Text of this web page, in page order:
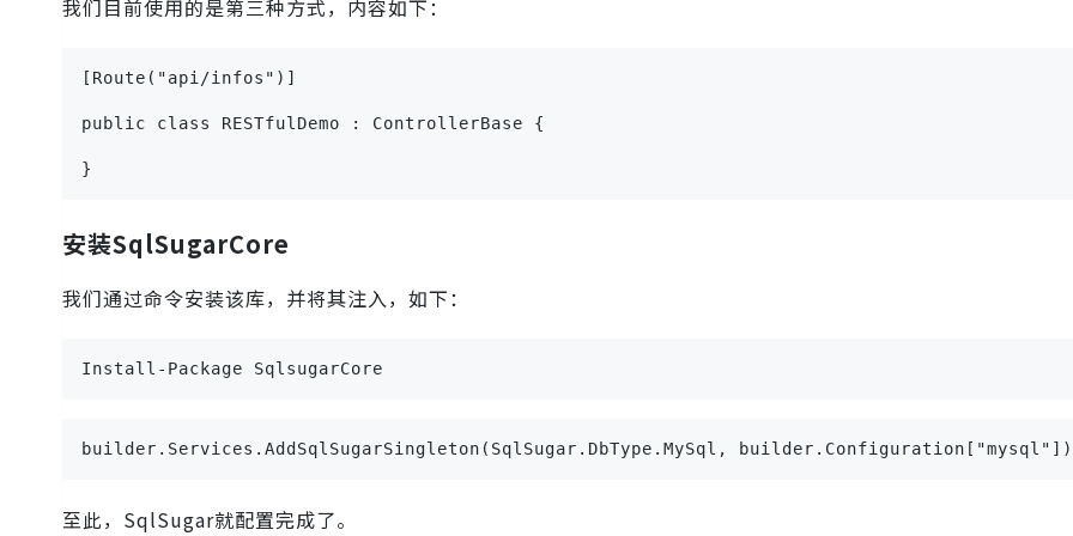
我们目前使用的是第三种方式，内容如下：
[Route("api/infos")]
public class RESTfulDemo : ControllerBase {
}
安装SqlSugarCore
我们通过命令安装该库，并将其注入，如下：
Install-Package SqlsugarCore
builder.Services.AddSqlSugarSingleton(SqlSugar.DbType.MySql,
至此，SqlSugar就配置完成了。